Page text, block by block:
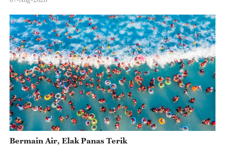
Bermain Air, Elak Panas Terik